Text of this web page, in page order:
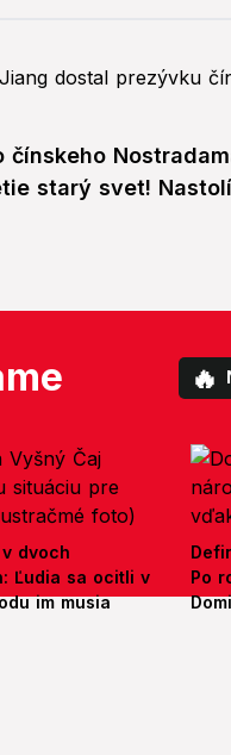
čínskeho
starý svet! Nastolí
🔥
dvoch
Ľudia sa ocitli v
im musia
Po